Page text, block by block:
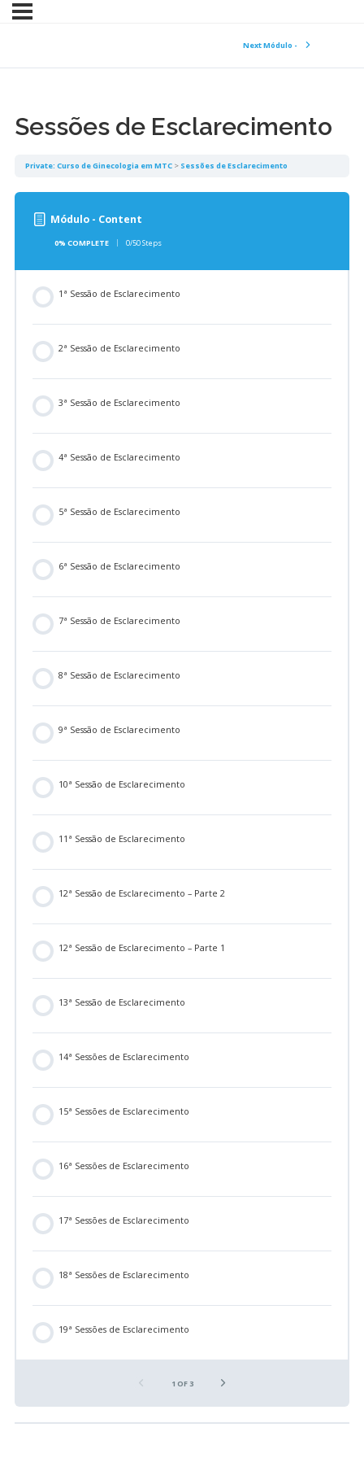
Next Módulo -
Sessões de Esclarecimento
Private: Curso de Ginecologia em MTC Sessões de Esclarecimento
Módulo - Content
0% COMPLETE 0/50 Steps
1ª Sessão de Esclarecimento
2ª Sessão de Esclarecimento
3ª Sessão de Esclarecimento
4ª Sessão de Esclarecimento
5ª Sessão de Esclarecimento
6ª Sessão de Esclarecimento
7ª Sessão de Esclarecimento
8ª Sessão de Esclarecimento
9ª Sessão de Esclarecimento
10ª Sessão de Esclarecimento
11ª Sessão de Esclarecimento
12ª Sessão de Esclarecimento – Parte 2
12ª Sessão de Esclarecimento – Parte 1
13ª Sessão de Esclarecimento
14ª Sessões de Esclarecimento
15ª Sessões de Esclarecimento
16ª Sessões de Esclarecimento
17ª Sessões de Esclarecimento
18ª Sessões de Esclarecimento
19ª Sessões de Esclarecimento
1 OF 3